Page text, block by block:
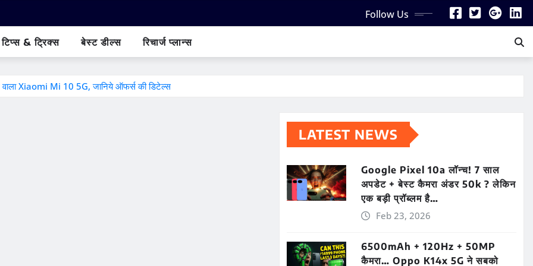
Follow Us
टिप्स & ट्रिक्स बेस्ट डील्स रिचार्ज प्लान्स
Xiaomi Mi 10 5G, जानिये ऑफर्स की डिटेल्स
LATEST NEWS
Google Pixel 10a लॉन्च! 7 साल
अपडेट + बेस्ट कैमरा अंडर 50k ? लेकिन
एक बड़ी प्रॉब्लम है…
Feb 23, 2026
6500mAh + 120Hz + 50MP
कैमरा… Oppo K14x 5G ने सबको